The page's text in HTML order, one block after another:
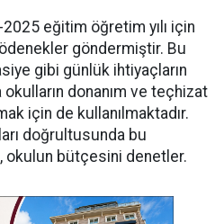
eğitim öğretim yılı için
göndermiştir. Bu
gibi günlük ihtiyaçların
okulların donanım ve teçhizat
için de kullanılmaktadır.
doğrultusunda bu
okulun bütçesini denetler.